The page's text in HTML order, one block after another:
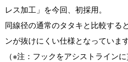
レス加工」を今回、初採用。
同線径の通常のタタキと比較する
ンが抜けにくい仕様となっています
（※注：フックをアシストライン